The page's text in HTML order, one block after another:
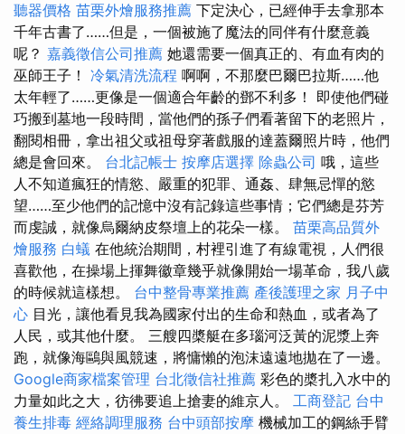
聽器價格 苗栗外燴服務推薦 下定決心，已經伸手去拿那本
千年古書了……但是，一個被施了魔法的同伴有什麼意義
呢？ 嘉義徵信公司推薦 她還需要一個真正的、有血有肉的
巫師王子！ 冷氣清洗流程 啊啊，不那麼巴爾巴拉斯……他
太年輕了……更像是一個適合年齡的鄧不利多！ 即使他們碰
巧搬到墓地一段時間，當他們的孫子們看著留下的老照片，
翻閱相冊，拿出祖父或祖母穿著戲服的達蓋爾照片時，他們
總是會回來。 台北記帳士 按摩店選擇 除蟲公司 哦，這些
人不知道瘋狂的情慾、嚴重的犯罪、通姦、肆無忌憚的慾
望……至少他們的記憶中沒有記錄這些事情；它們總是芬芳
而虔誠，就像烏爾納皮祭壇上的花朵一樣。 苗栗高品質外
燴服務 白蟻 在他統治期間，村裡引進了有線電視，人們很
喜歡他，在操場上揮舞徽章幾乎就像開始一場革命，我八歲
的時候就這樣想。 台中整骨專業推薦 產後護理之家 月子中
心 目光，讓他看見我為國家付出的生命和熱血，或者為了
人民，或其他什麼。 三艘四槳艇在多瑙河泛黃的泥漿上奔
跑，就像海鷗與風競速，將慵懶的泡沫遠遠地拋在了一邊。
Google商家檔案管理 台北徵信社推薦 彩色的槳扎入水中的
力量如此之大，彷彿要追上搶妻的維京人。 工商登記 台中
養生排毒 經絡調理服務 台中頭部按摩 機械加工的鋼絲手臂